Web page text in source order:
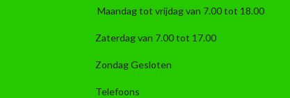
Maandag tot vrijdag van 7.00 tot 18.00
Zaterdag van 7.00 tot 17.00
Zondag Gesloten
Telefoons